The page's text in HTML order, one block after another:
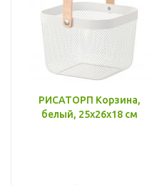
РИСАТОРП Корзина,
белый, 25x26x18 см